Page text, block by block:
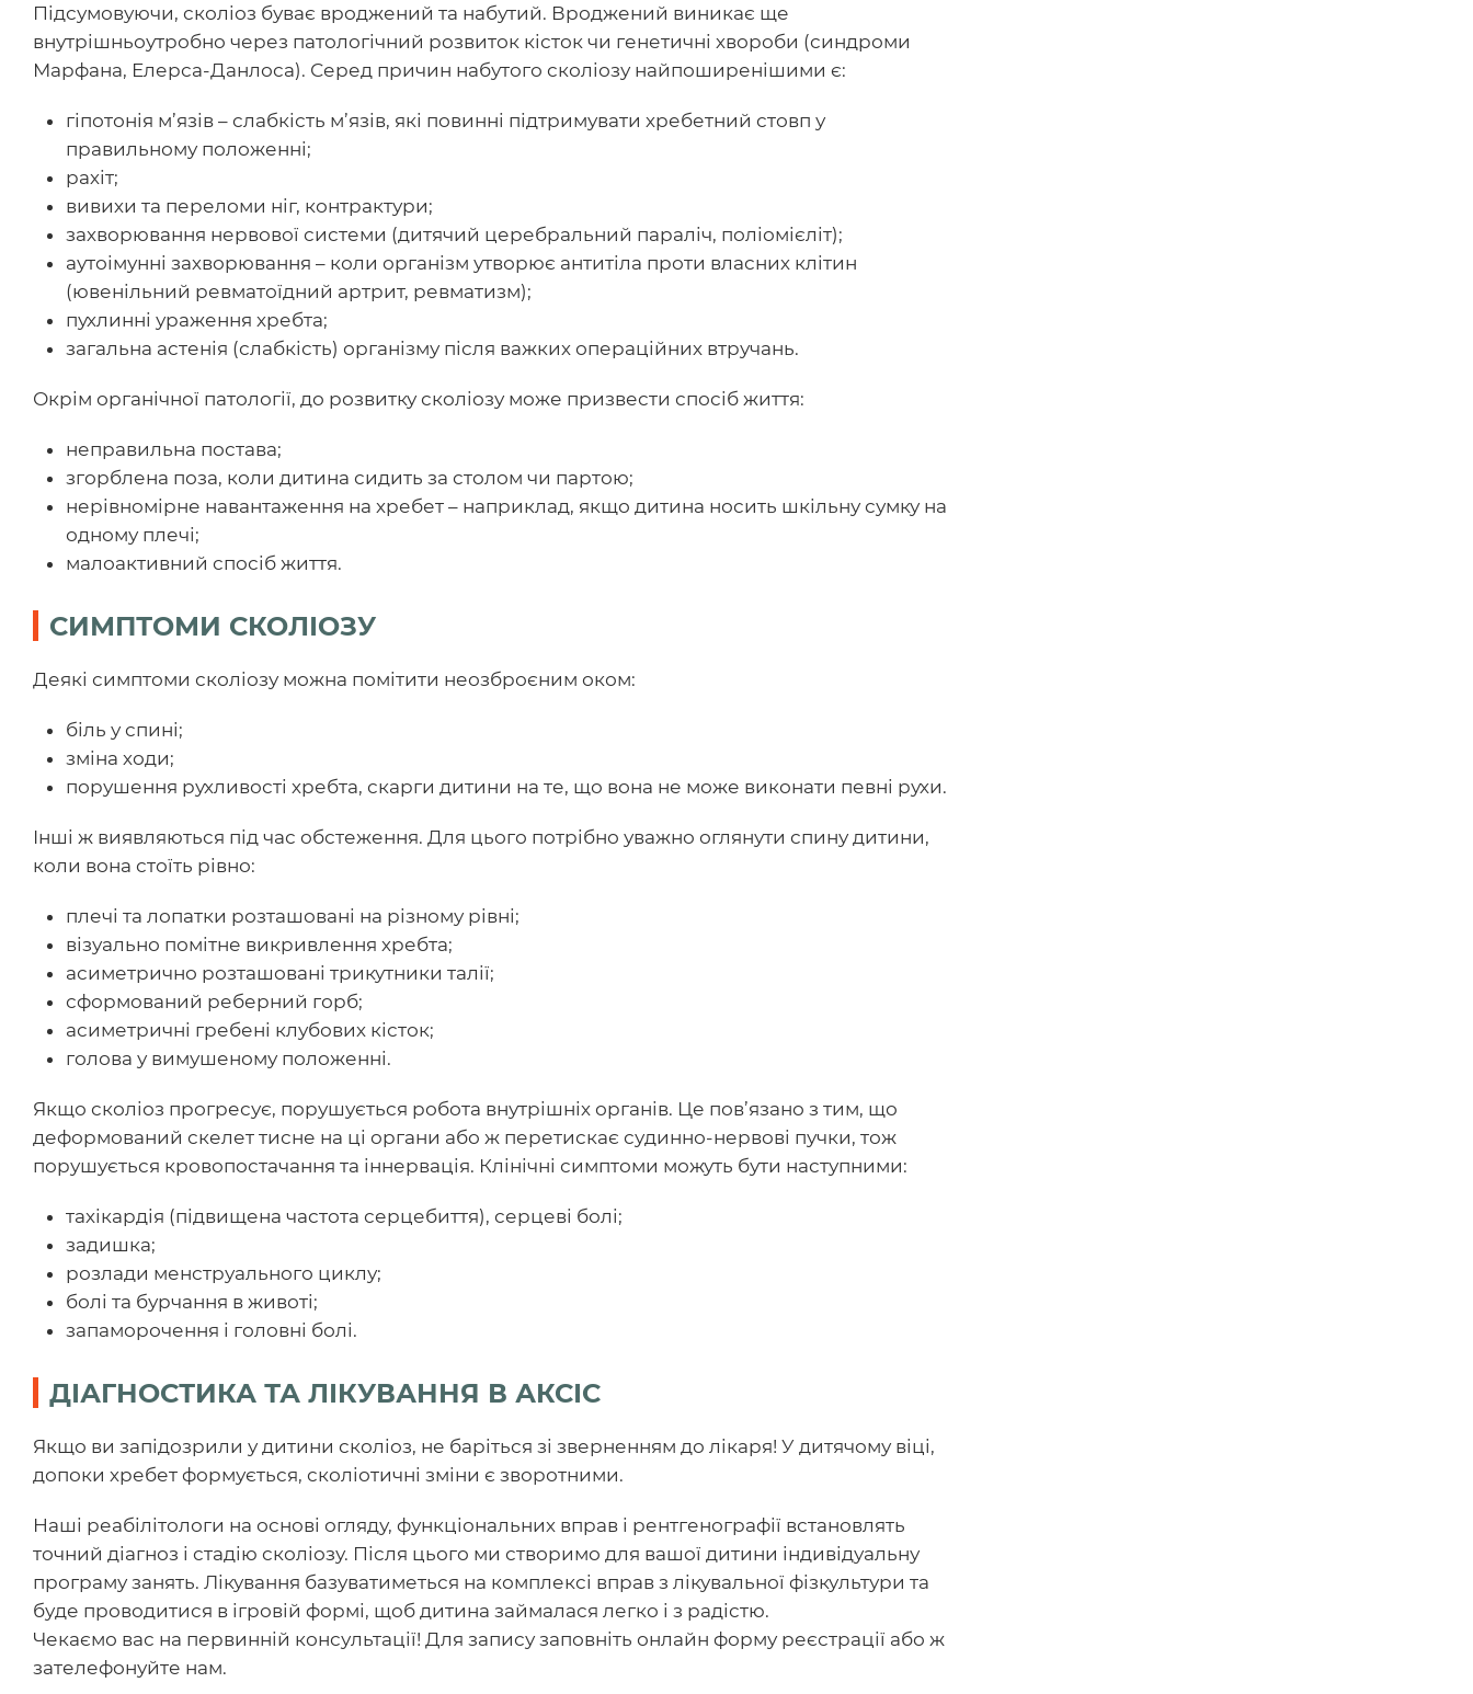
Підсумовуючи, сколіоз буває вроджений та набутий. Вроджений виникає ще
внутрішньоутробно через патологічний розвиток кісток чи генетичні хвороби (синдроми
Марфана, Елерса-Данлоса). Серед причин набутого сколіозу найпоширенішими є:
гіпотонія м’язів – слабкість м’язів, які повинні підтримувати хребетний стовп у
правильному положенні;
рахіт;
вивихи та переломи ніг, контрактури;
захворювання нервової системи (дитячий церебральний параліч, поліомієліт);
аутоімунні захворювання – коли організм утворює антитіла проти власних клітин
(ювенільний ревматоїдний артрит, ревматизм);
пухлинні ураження хребта;
загальна астенія (слабкість) організму після важких операційних втручань.
Окрім органічної патології, до розвитку сколіозу може призвести спосіб життя:
неправильна постава;
згорблена поза, коли дитина сидить за столом чи партою;
нерівномірне навантаження на хребет – наприклад, якщо дитина носить шкільну сумку на
одному плечі;
малоактивний спосіб життя.
СИМПТОМИ СКОЛІОЗУ
Деякі симптоми сколіозу можна помітити неозброєним оком:
біль у спині;
зміна ходи;
порушення рухливості хребта, скарги дитини на те, що вона не може виконати певні рухи.
Інші ж виявляються під час обстеження. Для цього потрібно уважно оглянути спину дитини,
коли вона стоїть рівно:
плечі та лопатки розташовані на різному рівні;
візуально помітне викривлення хребта;
асиметрично розташовані трикутники талії;
сформований реберний горб;
асиметричні гребені клубових кісток;
голова у вимушеному положенні.
Якщо сколіоз прогресує, порушується робота внутрішніх органів. Це пов’язано з тим, що
деформований скелет тисне на ці органи або ж перетискає судинно-нервові пучки, тож
порушується кровопостачання та іннервація. Клінічні симптоми можуть бути наступними:
тахікардія (підвищена частота серцебиття), серцеві болі;
задишка;
розлади менструального циклу;
болі та бурчання в животі;
запаморочення і головні болі.
ДІАГНОСТИКА ТА ЛІКУВАННЯ В АКСІС
Якщо ви запідозрили у дитини сколіоз, не баріться зі зверненням до лікаря! У дитячому віці,
допоки хребет формується, сколіотичні зміни є зворотними.
Наші реабілітологи на основі огляду, функціональних вправ і рентгенографії встановлять
точний діагноз і стадію сколіозу. Після цього ми створимо для вашої дитини індивідуальну
програму занять. Лікування базуватиметься на комплексі вправ з лікувальної фізкультури та
буде проводитися в ігровій формі, щоб дитина займалася легко і з радістю.
Чекаємо вас на первинній консультації! Для запису заповніть онлайн форму реєстрації або ж
зателефонуйте нам.